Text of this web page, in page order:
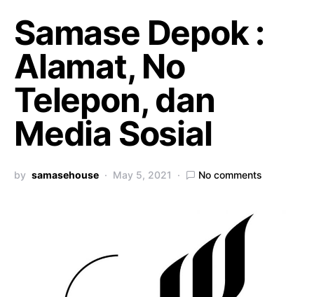
Samase Depok :
Alamat, No
Telepon, dan
Media Sosial
by samasehouse May 5, 2021 No comments